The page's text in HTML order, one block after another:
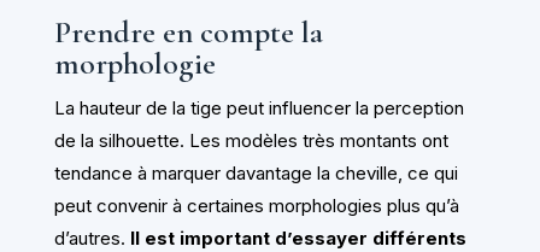
Prendre en compte la
morphologie
La hauteur de la tige peut influencer la perception
de la silhouette. Les modèles très montants ont
tendance à marquer davantage la cheville, ce qui
peut convenir à certaines morphologies plus qu’à
d’autres. Il est important d’essayer différents